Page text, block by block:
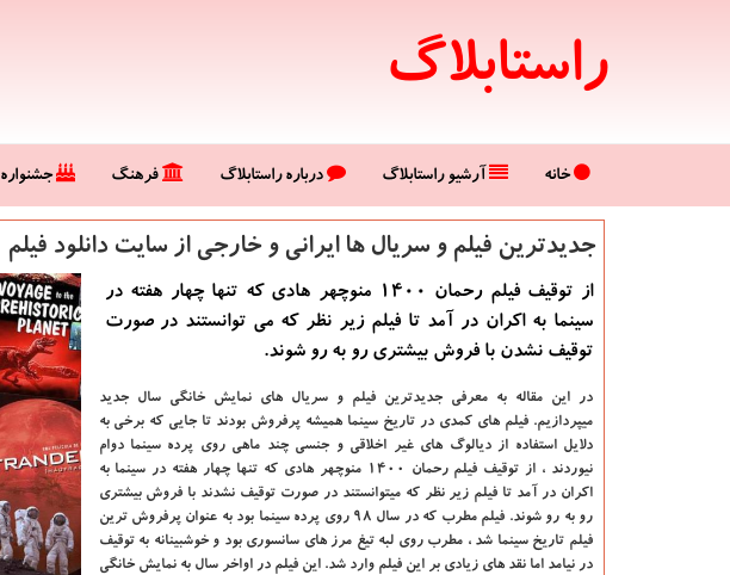
راستابلاگ
خانه آرشیو راستابلاگ درباره راستابلاگ فرهنگ جشنواره
جدیدترین فیلم و سریال ها ایرانی و خارجی از سایت دانلود فیلم
از توقیف فیلم رحمان 1400 منوچهر هادی كه تنها چهار هفته در
سینما به اكران در آمد تا فیلم زیر نظر كه می توانستند در صورت
توقیف نشدن با فروش بیشتری رو به رو شوند.
در این مقاله به معرفی جدیدترین فیلم و سریال های نمایش خانگی سال جدید
میپردازیم. فیلم های کمدی در تاریخ سینما همیشه پرفروش بودند تا جایی که برخی به
دلایل استفاده از دیالوگ های غیر اخلاقی و جنسی چند ماهی روی پرده سینما دوام
نیوردند ، از توقیف فیلم رحمان 1400 منوچهر هادی که تنها چهار هفته در سینما به
اکران در آمد تا فیلم زیر نظر که میتوانستند در صورت توقیف نشدند با فروش بیشتری
رو به رو شوند. فیلم مطرب که در سال 98 روی پرده سینما بود به عنوان پرفروش ترین
فیلم تاریخ سینما شد ، مطرب روی لبه تیغ مرز های سانسوری بود و خوشبینانه به توقیف
در نیامد اما نقد های زیادی بر این فیلم وارد شد. این فیلم در اواخر سال به نمایش خانگی